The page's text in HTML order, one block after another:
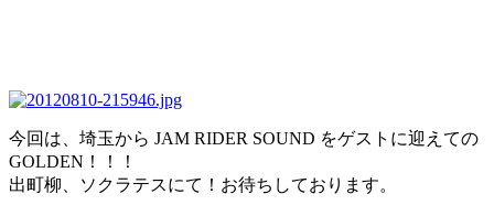
今回は、埼玉から JAM RIDER SOUND をゲストに迎えての
GOLDEN！！！
出町柳、ソクラテスにて！お待ちしております。